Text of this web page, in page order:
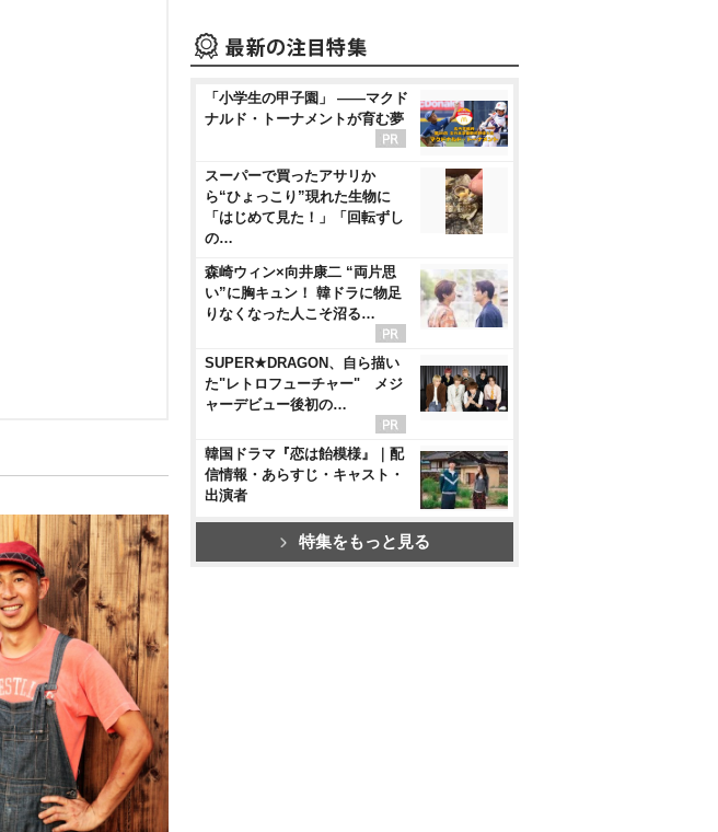
「小学生の甲子園」 ――マクド
ナルド・トーナメントが育む夢
スーパーで買ったアサリか
ら“ひょっこり”現れた生物に
「はじめて見た！」「回転ずし
の…
森崎ウィン×向井康二 “両片思
い”に胸キュン！ 韓ドラに物足
りなくなった人こそ沼る…
SUPER★DRAGON、自ら描い
た"レトロフューチャー" メジ
ャーデビュー後初の…
韓国ドラマ『恋は飴模様』｜配
信情報・あらすじ・キャスト・
出演者
特集をもっと見る